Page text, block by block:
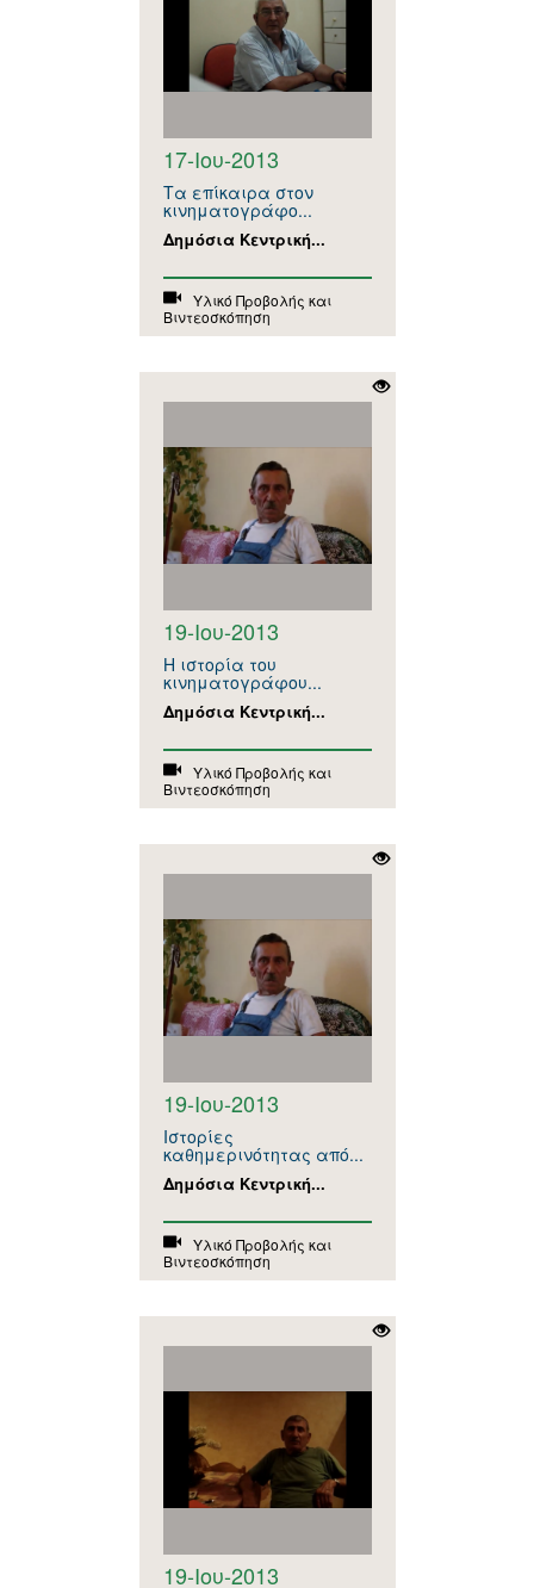
17-Ιου-2013
Τα επίκαιρα στον
κινηματογράφο...
Δημόσια Κεντρική...
Υλικό Προβολής και
Βιντεοσκόπηση
19-Ιου-2013
Η ιστορία του
κινηματογράφου...
Δημόσια Κεντρική...
Υλικό Προβολής και
Βιντεοσκόπηση
19-Ιου-2013
Ιστορίες
καθημερινότητας από...
Δημόσια Κεντρική...
Υλικό Προβολής και
Βιντεοσκόπηση
19-Ιου-2013